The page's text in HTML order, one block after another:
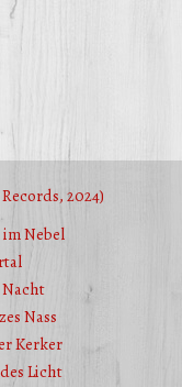
2024)
im Nebel
Nass
Kerker
Licht